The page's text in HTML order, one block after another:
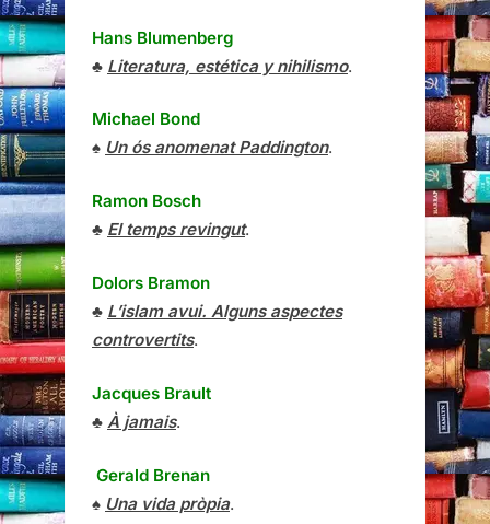
Hans Blumenberg
♣ Literatura, estética y nihilismo.
Michael Bond
♠ Un ós anomenat Paddington.
Ramon Bosch
♣ El temps revingut.
Dolors Bramon
♣ L’islam avui. Alguns aspectes
controvertits.
Jacques Brault
♣ À jamais.
Gerald Brenan
♠ Una vida pròpia.